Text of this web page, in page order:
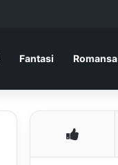
Fantasi Romansa